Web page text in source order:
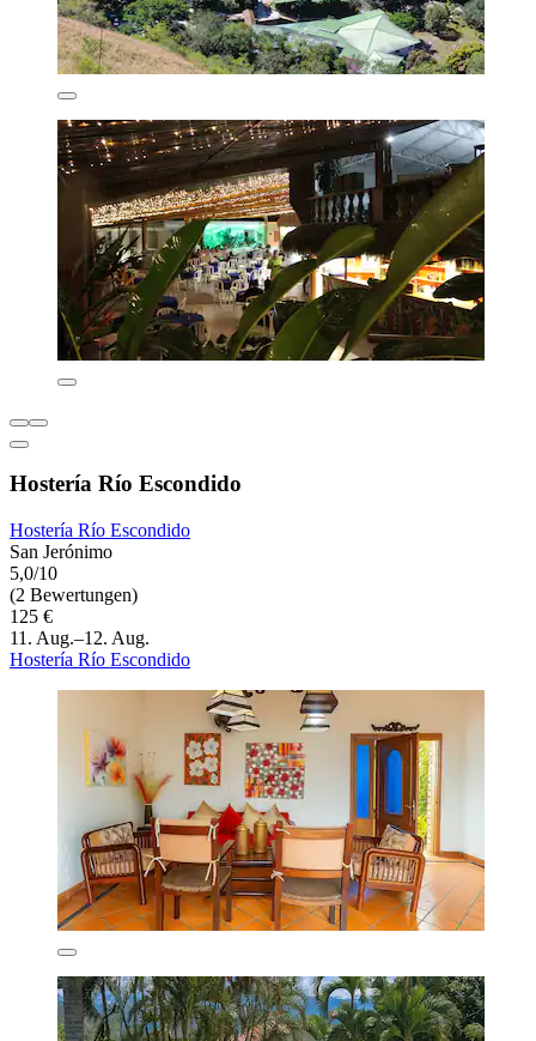
Hostería Río Escondido
Hostería Río Escondido
San Jerónimo
5,0/10
(2 Bewertungen)
125 €
11. Aug.–12. Aug.
Hostería Río Escondido